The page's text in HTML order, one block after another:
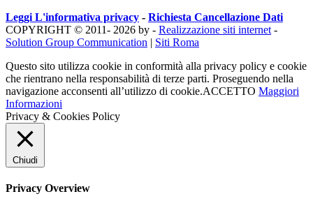
Leggi L'informativa privacy - Richiesta Cancellazione Dati
COPYRIGHT © 2011- 2026 by - Realizzazione siti internet -
Solution Group Communication | Siti Roma
Questo sito utilizza cookie in conformità alla privacy policy e cookie
che rientrano nella responsabilità di terze parti. Proseguendo nella
navigazione acconsenti all’utilizzo di cookie.ACCETTO Maggiori
Informazioni
Privacy & Cookies Policy
Chiudi
Privacy Overview